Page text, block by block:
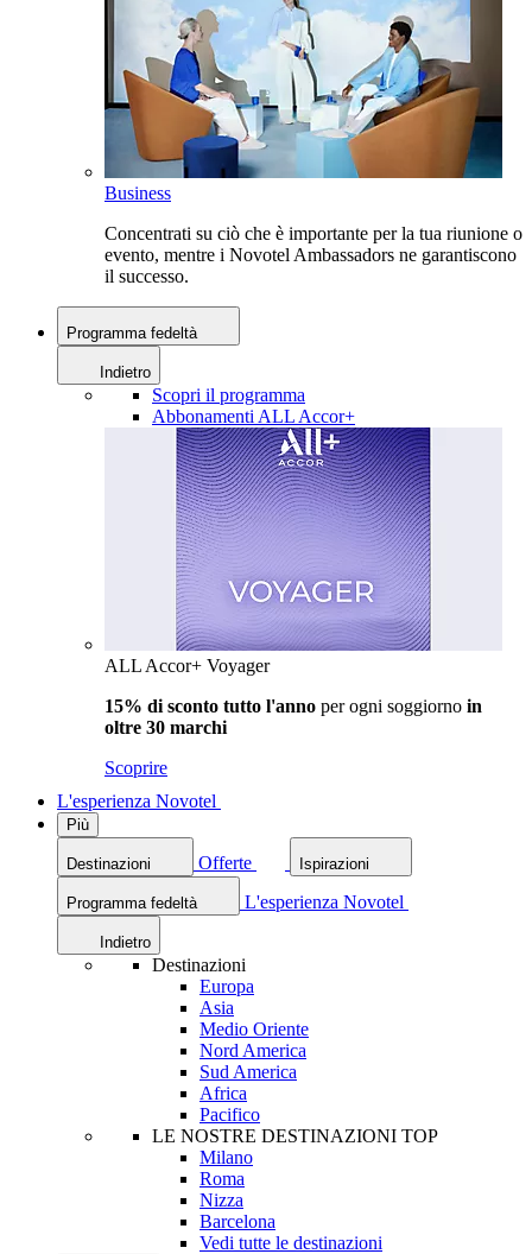
Business
Concentrati su ciò che è importante per la tua riunione o
evento, mentre i Novotel Ambassadors ne garantiscono
il successo.
Programma fedeltà
Indietro
Scopri il programma
Abbonamenti ALL Accor+
ALL Accor+ Voyager
15% di sconto tutto l'anno per ogni soggiorno in
oltre 30 marchi
Scoprire
L'esperienza Novotel
Più
Destinazioni Offerte Ispirazioni
Programma fedeltà L'esperienza Novotel
Indietro
Destinazioni
Europa
Asia
Medio Oriente
Nord America
Sud America
Africa
Pacifico
LE NOSTRE DESTINAZIONI TOP
Milano
Roma
Nizza
Barcelona
Vedi tutte le destinazioni